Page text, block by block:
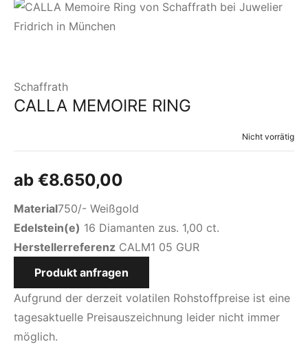
Schaffrath
CALLA MEMOIRE RING
Nicht vorrätig
ab €8.650,00
Material750/- Weißgold
Edelstein(e) 16 Diamanten zus. 1,00 ct.
Herstellerreferenz CALM1 05 GUR
Produkt anfragen
Aufgrund der derzeit volatilen Rohstoffpreise ist eine
tagesaktuelle Preisauszeichnung leider nicht immer
möglich.